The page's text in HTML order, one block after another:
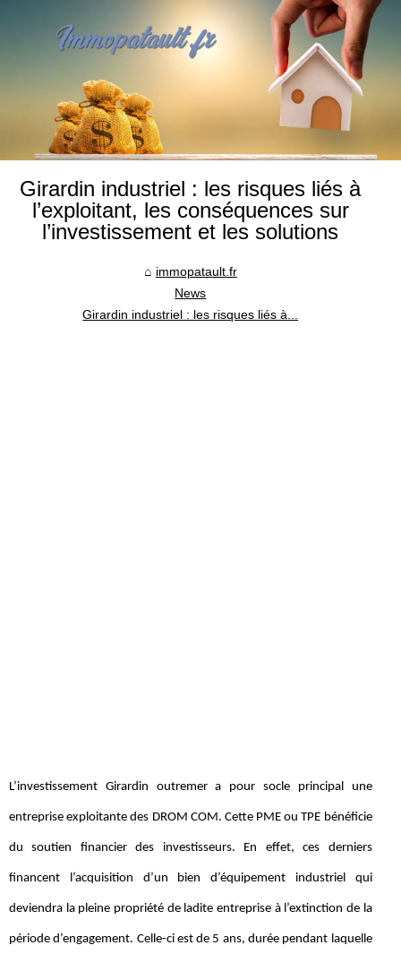
Girardin industriel : les risques liés à
l’exploitant, les conséquences sur
l’investissement et les solutions
immopatault.fr
News
Girardin industriel : les risques liés à...
L’investissement Girardin outremer a pour socle principal une
entreprise exploitante des DROM COM. Cette PME ou TPE bénéficie
du soutien financier des investisseurs. En effet, ces derniers
financent l’acquisition d’un bien d’équipement industriel qui
deviendra la pleine propriété de ladite entreprise à l’extinction de la
période d’engagement. Celle-ci est de 5 ans, durée pendant laquelle